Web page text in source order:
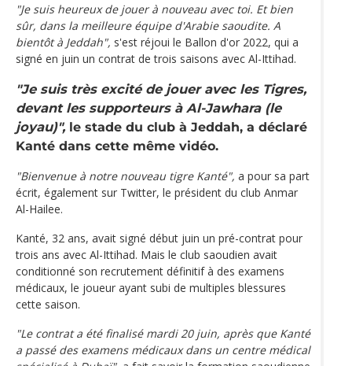
"Je suis heureux de jouer à nouveau avec toi. Et bien
sûr, dans la meilleure équipe d'Arabie saoudite. A
bientôt à Jeddah", s'est réjoui le Ballon d'or 2022, qui a
signé en juin un contrat de trois saisons avec Al-Ittihad.
"Je suis très excité de jouer avec les Tigres,
devant les supporteurs à Al-Jawhara (le
joyau)", le stade du club à Jeddah, a déclaré
Kanté dans cette même vidéo.
"Bienvenue à notre nouveau tigre Kanté", a pour sa part
écrit, également sur Twitter, le président du club Anmar
Al-Hailee.
Kanté, 32 ans, avait signé début juin un pré-contrat pour
trois ans avec Al-Ittihad. Mais le club saoudien avait
conditionné son recrutement définitif à des examens
médicaux, le joueur ayant subi de multiples blessures
cette saison.
"Le contrat a été finalisé mardi 20 juin, après que Kanté
a passé des examens médicaux dans un centre médical